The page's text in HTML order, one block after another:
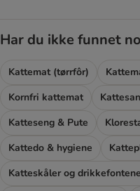
Har du ikke funnet
Kattemat (tørrfôr)
Kornfri kattemat
Katteseng & Pute
Kattedo & hygiene
Katteskåler og